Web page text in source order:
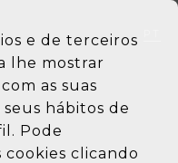
e de terceiros
lhe mostrar
as suas
hábitos de
Pode
clicando